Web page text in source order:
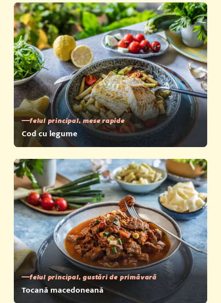
felul principal, mese rapide
Cod cu legume
felul principal, gustări de primăvară
Tocană macedoneană